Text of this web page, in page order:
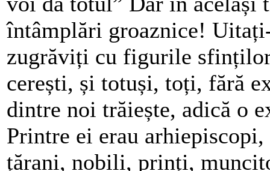
întâmplări groaznice!
zugrăviți cu figurile
cerești, și totuși, toți, fără
dintre noi trăiește, adică o
Printre ei erau
țărani, nobili, prinți,